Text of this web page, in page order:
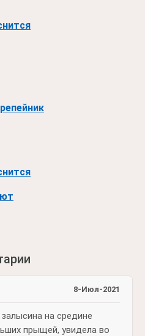
8-Июл-2021
на средине
прыщей, увидела во